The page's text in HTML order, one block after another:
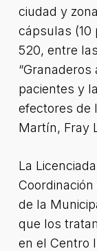
ciudad y
cápsulas (10
520, entre
pacientes y
efectores de
Martín, Fray
La
de la
que los
en el Centro